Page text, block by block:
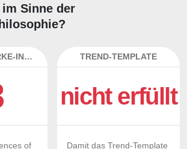
Sinne der
RELATIVE-STÄRKE-INDEX
of
TREND-TEMPLATE
nicht erfüllt
Damit das Trend-Template